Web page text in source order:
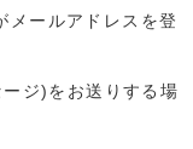
メールアドレスを登
ジ)をお送りする場